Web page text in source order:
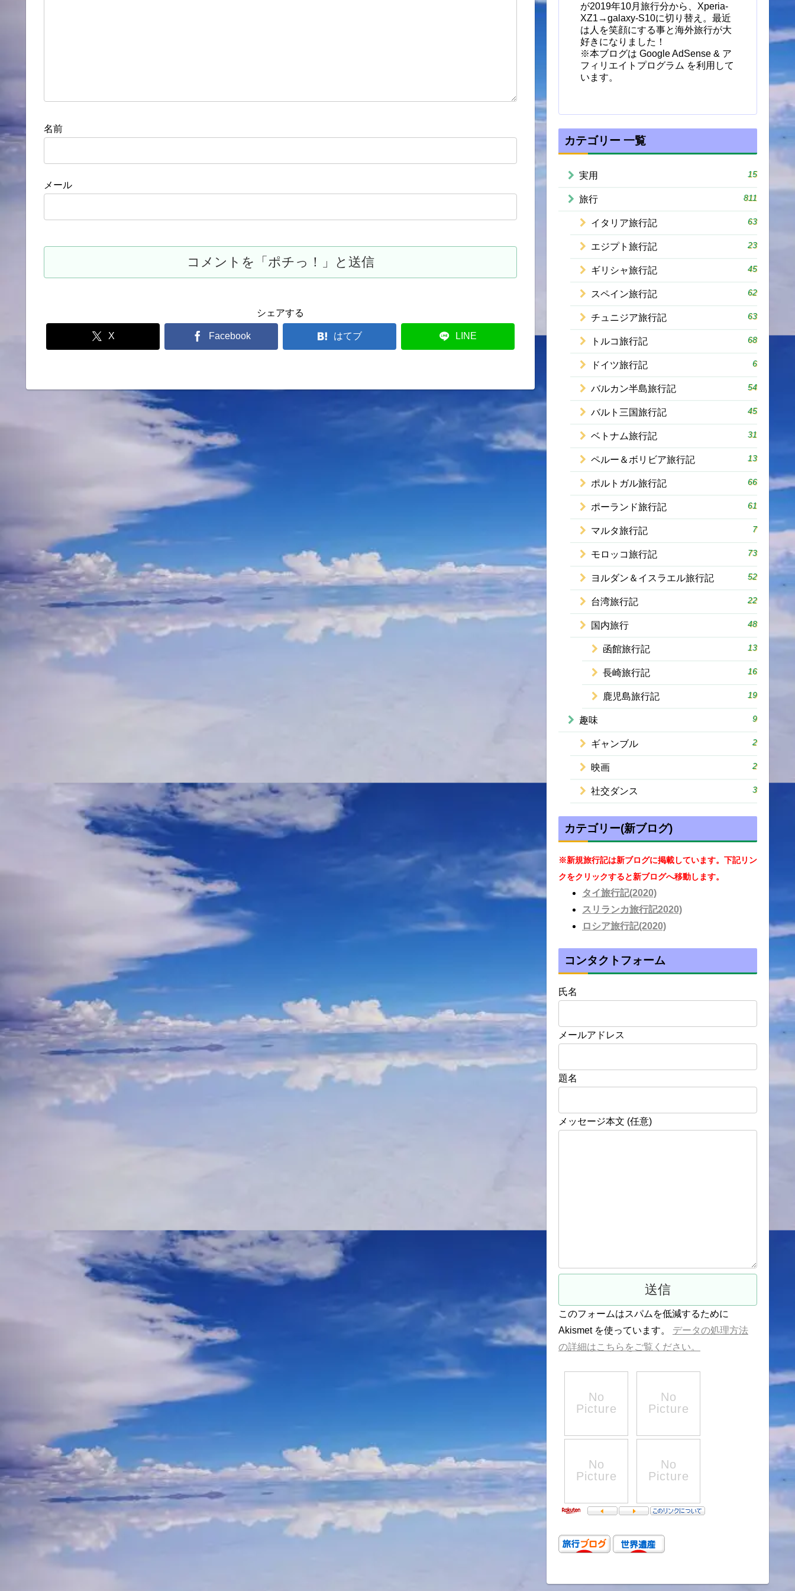
名前
メール
シェアする
X Facebook はてブ LINE
が2019年10月旅行分から、Xperia-
XZ1→galaxy-S10に切り替え。最近
は人を笑顔にする事と海外旅行が大
好きになりました！
※本ブログは Google AdSense & ア
フィリエイトプログラム を利用して
います。
カテゴリー 一覧
実用 15
旅行 811
イタリア旅行記 63
エジプト旅行記 23
ギリシャ旅行記 45
スペイン旅行記 62
チュニジア旅行記 63
トルコ旅行記 68
ドイツ旅行記 6
バルカン半島旅行記 54
バルト三国旅行記 45
ベトナム旅行記 31
ペルー＆ボリビア旅行記 13
ポルトガル旅行記 66
ポーランド旅行記 61
マルタ旅行記 7
モロッコ旅行記 73
ヨルダン＆イスラエル旅行記 52
台湾旅行記 22
国内旅行 48
函館旅行記 13
長崎旅行記 16
鹿児島旅行記 19
趣味 9
ギャンブル 2
映画 2
社交ダンス 3
カテゴリー(新ブログ)
※新規旅行記は新ブログに掲載しています。下記リン
クをクリックすると新ブログへ移動します。
タイ旅行記(2020)
スリランカ旅行記2020)
ロシア旅行記(2020)
コンタクトフォーム
氏名
メールアドレス
題名
メッセージ本文 (任意)
このフォームはスパムを低減するために
Akismet を使っています。 データの処理方法
の詳細はこちらをご覧ください。